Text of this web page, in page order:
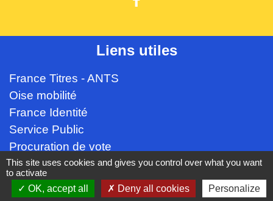
Liens utiles
France Titres - ANTS
Oise mobilité
France Identité
Service Public
Procuration de vote
Partenaires institutionnels
This site uses cookies and gives you control over what you want
to activate
OK, accept all
Deny all cookies Personalize